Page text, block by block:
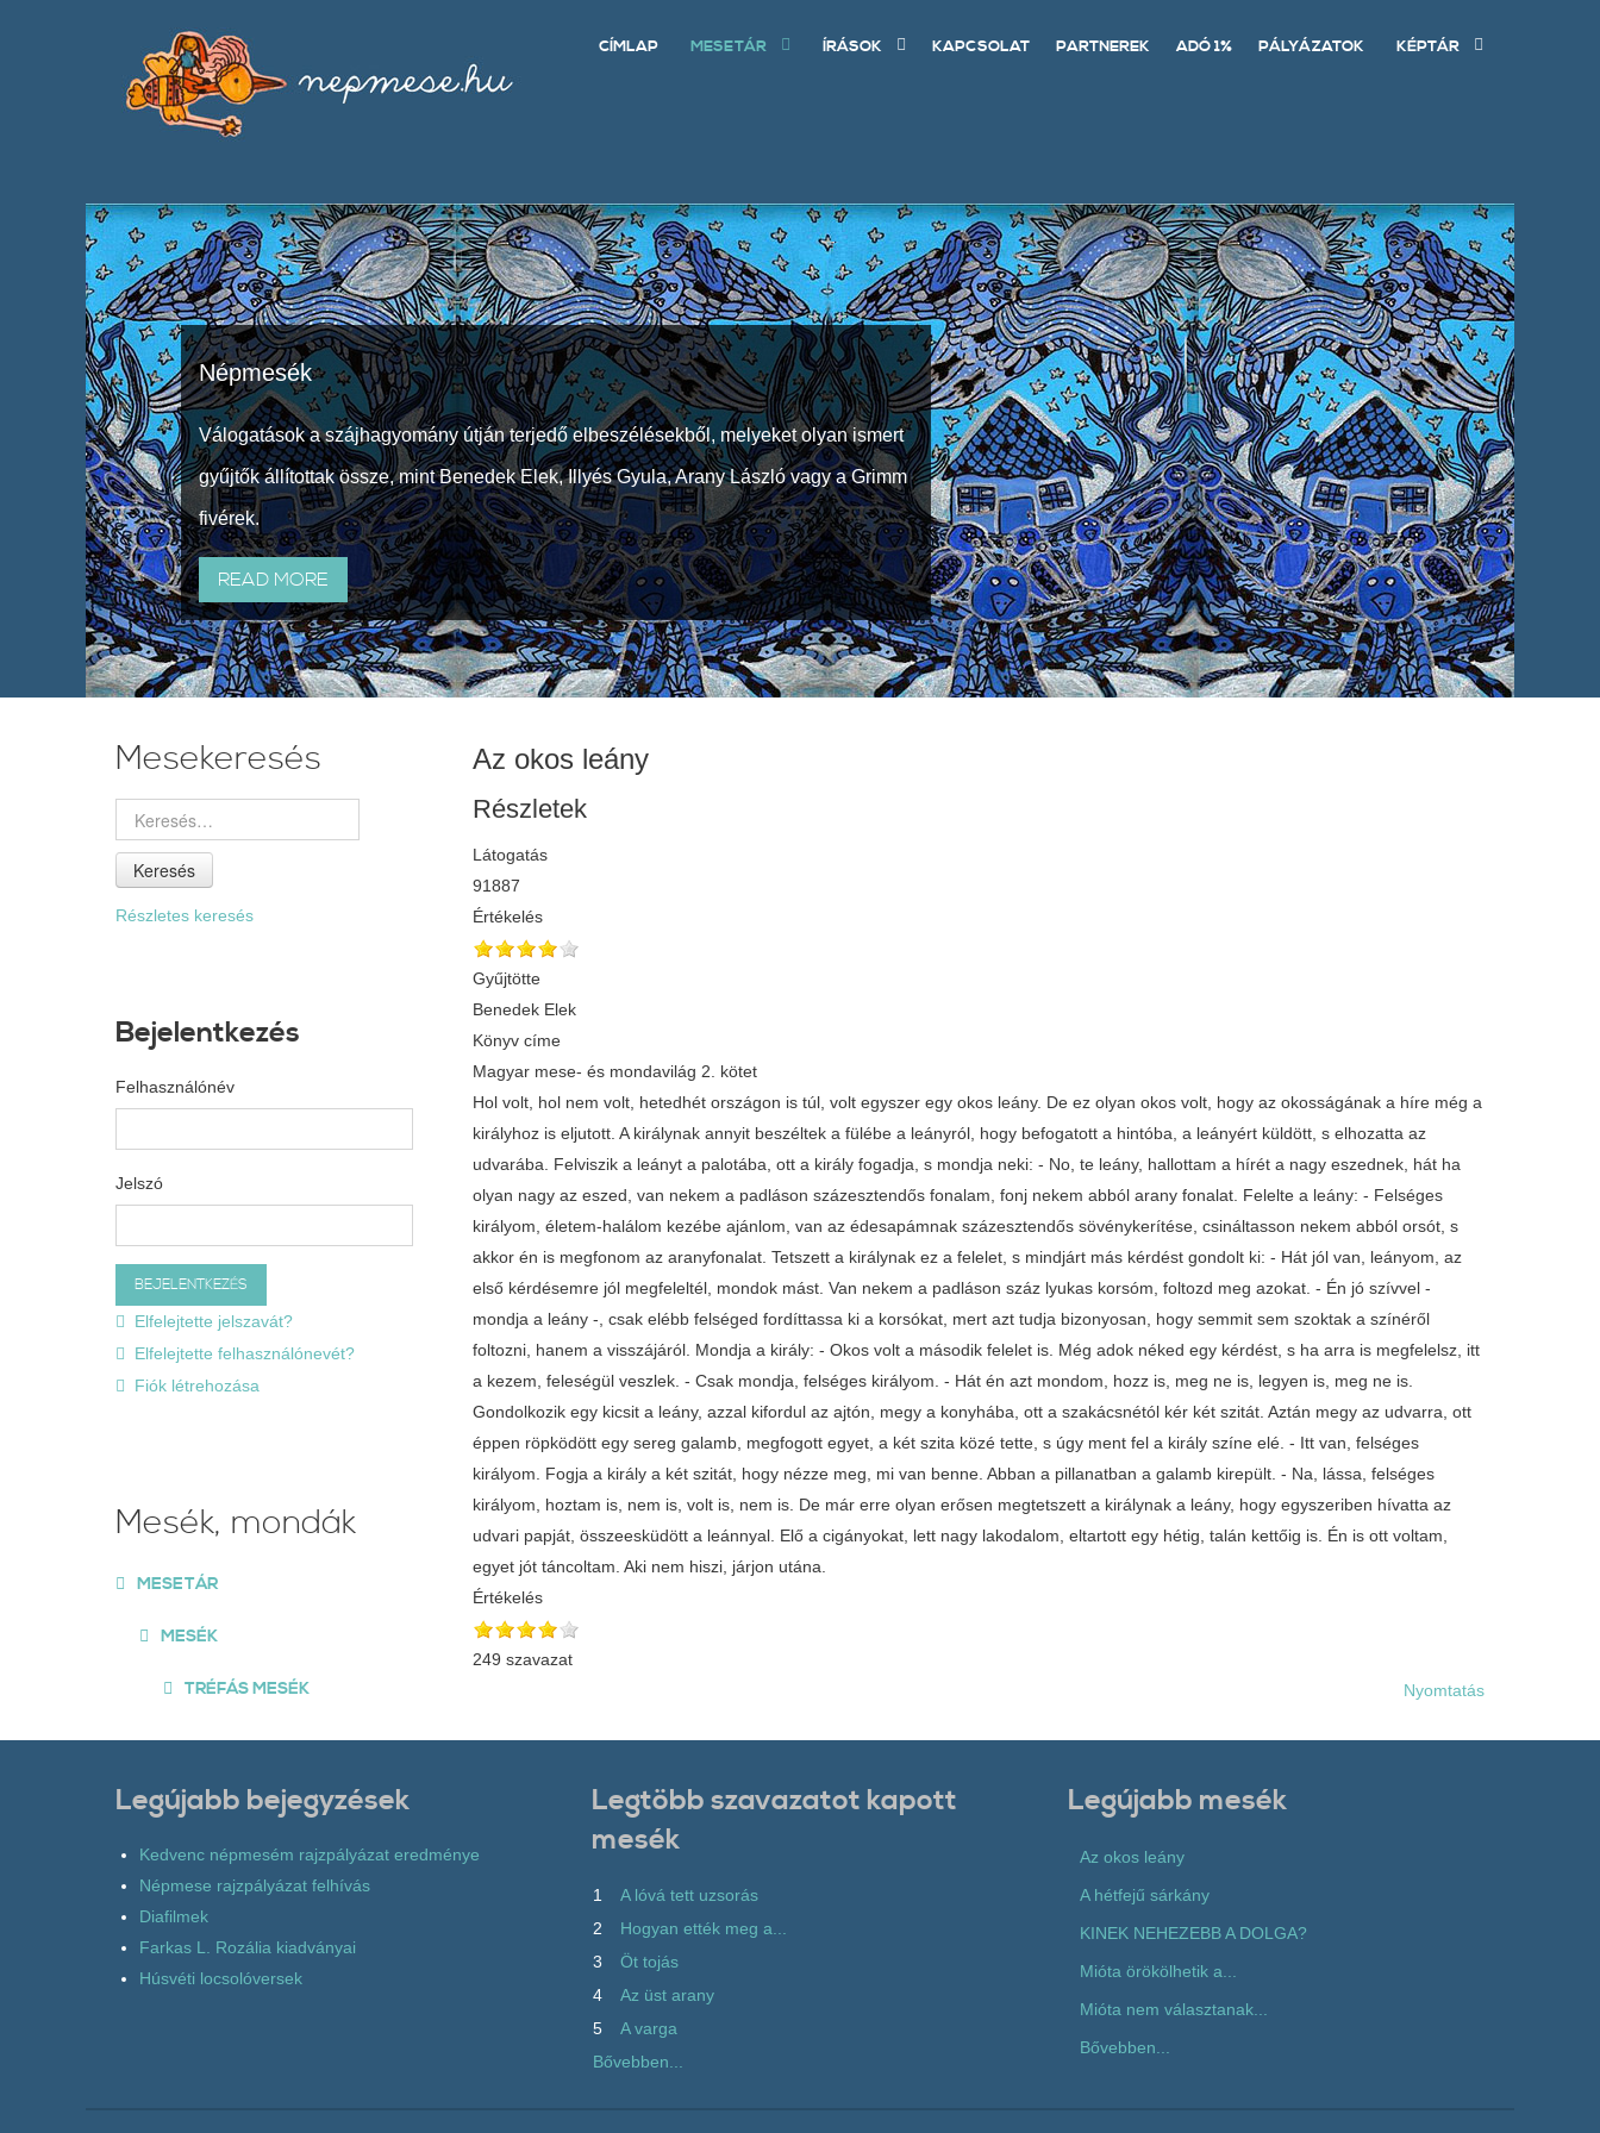
CÍMLAP MESETÁR ÍRÁSOK KAPCSOLAT PARTNEREK ADÓ 1% PÁLYÁZATOK KÉPTÁR
Népmesék
Válogatások a szájhagyomány útján terjedő elbeszélésekből, melyeket olyan ismert
gyűjtők állítottak össze, mint Benedek Elek, Illyés Gyula, Arany László vagy a Grimm
fivérek.
READ MORE
Az okos leány
Részletek
Látogatás
91887
Értékelés
Gyűjtötte
Benedek Elek
Könyv címe
Magyar mese- és mondavilág 2. kötet
Hol volt, hol nem volt, hetedhét országon is túl, volt egyszer egy okos leány. De ez olyan okos volt, hogy az okosságának a híre még a
királyhoz is eljutott. A királynak annyit beszéltek a fülébe a leányról, hogy befogatott a hintóba, a leányért küldött, s elhozatta az
udvarába. Felviszik a leányt a palotába, ott a király fogadja, s mondja neki: - No, te leány, hallottam a hírét a nagy eszednek, hát ha
olyan nagy az eszed, van nekem a padláson százesztendős fonalam, fonj nekem abból arany fonalat. Felelte a leány: - Felséges
királyom, életem-halálom kezébe ajánlom, van az édesapámnak százesztendős sövénykerítése, csináltasson nekem abból orsót, s
akkor én is megfonom az aranyfonalat. Tetszett a királynak ez a felelet, s mindjárt más kérdést gondolt ki: - Hát jól van, leányom, az
első kérdésemre jól megfeleltél, mondok mást. Van nekem a padláson száz lyukas korsóm, foltozd meg azokat. - Én jó szívvel -
mondja a leány -, csak elébb felséged fordíttassa ki a korsókat, mert azt tudja bizonyosan, hogy semmit sem szoktak a színéről
foltozni, hanem a visszájáról. Mondja a király: - Okos volt a második felelet is. Még adok néked egy kérdést, s ha arra is megfelelsz, itt
a kezem, feleségül veszlek. - Csak mondja, felséges királyom. - Hát én azt mondom, hozz is, meg ne is, legyen is, meg ne is.
Gondolkozik egy kicsit a leány, azzal kifordul az ajtón, megy a konyhába, ott a szakácsnétól kér két szitát. Aztán megy az udvarra, ott
éppen röpködött egy sereg galamb, megfogott egyet, a két szita közé tette, s úgy ment fel a király színe elé. - Itt van, felséges
királyom. Fogja a király a két szitát, hogy nézze meg, mi van benne. Abban a pillanatban a galamb kirepült. - Na, lássa, felséges
királyom, hoztam is, nem is, volt is, nem is. De már erre olyan erősen megtetszett a királynak a leány, hogy egyszeriben hívatta az
udvari papját, összeesküdött a leánnyal. Elő a cigányokat, lett nagy lakodalom, eltartott egy hétig, talán kettőig is. Én is ott voltam,
egyet jót táncoltam. Aki nem hiszi, járjon utána.
Értékelés
249 szavazat
Nyomtatás
Mesekeresés
Keresés
Részletes keresés
Bejelentkezés
Felhasználónév
Jelszó
Elfelejtette jelszavát?
Elfelejtette felhasználónevét?
Fiók létrehozása
Mesék, mondák
MESETÁR
MESÉK
TRÉFÁS MESÉK
Legújabb bejegyzések
Kedvenc népmesém rajzpályázat eredménye
Népmese rajzpályázat felhívás
Diafilmek
Farkas L. Rozália kiadványai
Húsvéti locsolóversek
Legtöbb szavazatot kapott
mesék
1
A lóvá tett uzsorás
2
Hogyan ették meg a...
3
Öt tojás
4
Az üst arany
5
A varga
Bővebben...
Legújabb mesék
Az okos leány
A hétfejű sárkány
KINEK NEHEZEBB A DOLGA?
Mióta örökölhetik a...
Mióta nem választanak...
Bővebben...